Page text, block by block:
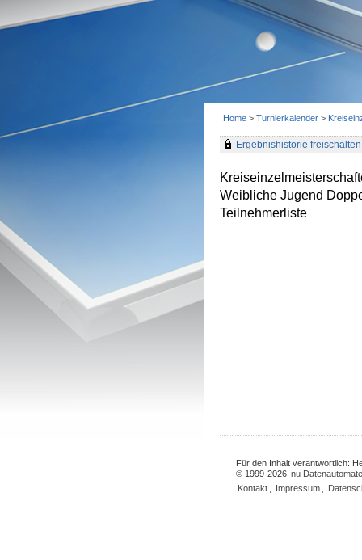
Home > Turnierkalender >
Ergebnishistorie freischalten
Weibliche Jugend
Teilnehmerliste
Für den Inhalt verantwortlich:
© 1999-2026 nu
Kontakt
Impressum